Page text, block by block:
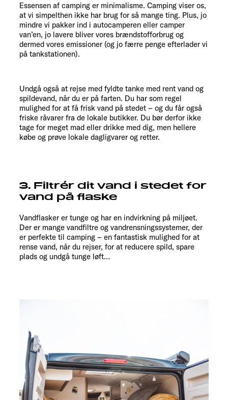
Essensen af ​​camping er minimalisme. Camping viser os,
at vi simpelthen ikke har brug for så mange ting. Plus, jo
mindre vi pakker ind i autocamperen eller camper
van’en, jo lavere bliver vores brændstofforbrug og
dermed vores emissioner (og jo færre penge efterlader vi
på tankstationen).
Undgå også at rejse med fyldte tanke med rent vand og
spildevand, når du er på farten. Du har som regel
mulighed for at få frisk vand på stedet – og du får også
friske råvarer fra de lokale butikker. Du bør derfor ikke
tage for meget mad eller drikke med dig, men hellere
købe og prøve lokale dagligvarer og retter.
3. Filtrér dit vand i stedet for
vand på flaske
Vandflasker er tunge og har en indvirkning på miljøet.
Der er mange vandfiltre og vandrensningssystemer, der
er perfekte til camping – en fantastisk mulighed for at
rense vand, når du rejser, for at reducere spild, spare
plads og undgå tunge løft…